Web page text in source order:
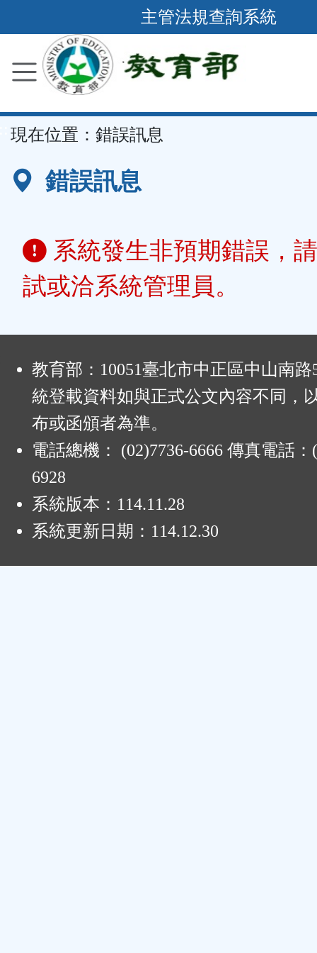
到
要
容
區
主管法規查詢系統
現在位置： 錯誤訊息
錯誤訊息
系統發生非預期錯誤，
試或洽系統管理員。
教育部：10051臺北市中正區中山南
統登載資料如與正式公文內容不同，
布或函頒者為準。
電話總機： (02)7736-6666 傳真電話：
6928
系統版本： 114.11.28
系統更新日期： 114.12.30